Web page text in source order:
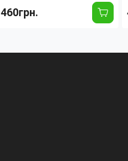
613, рюкзак + сумка + клатч
+ пенал
460грн.